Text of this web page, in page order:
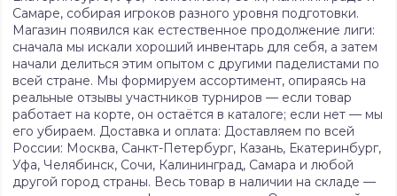
Самаре, собирая игроков разного уровня подготовки.
Магазин появился как естественное продолжение лиги:
сначала мы искали хороший инвентарь для себя, а затем
начали делиться этим опытом с другими паделистами по
всей стране. Мы формируем ассортимент, опираясь на
реальные отзывы участников турниров — если товар
работает на корте, он остаётся в каталоге; если нет — мы
его убираем. Доставка и оплата: Доставляем по всей
России: Москва, Санкт-Петербург, Казань, Екатеринбург,
Уфа, Челябинск, Сочи, Калининград, Самара и любой
другой город страны. Весь товар в наличии на складе —